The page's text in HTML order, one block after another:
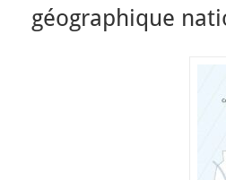
géographique